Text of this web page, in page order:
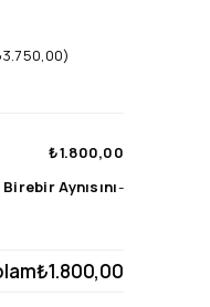
3.750,00)
₺1.800,00
Aynısını-
₺1.800,00